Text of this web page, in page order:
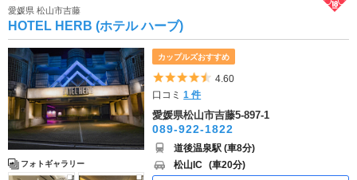
愛媛県 松山市吉藤
HOTEL HERB (ホテル ハーブ)
フォトギャラリー
カップルズおすすめ
5つ星のうち4.5
4.60
口コミ1 件
愛媛県松山市吉藤5-897-1
089-922-1822
道後温泉駅 (車8分)
松山IC (車20分)